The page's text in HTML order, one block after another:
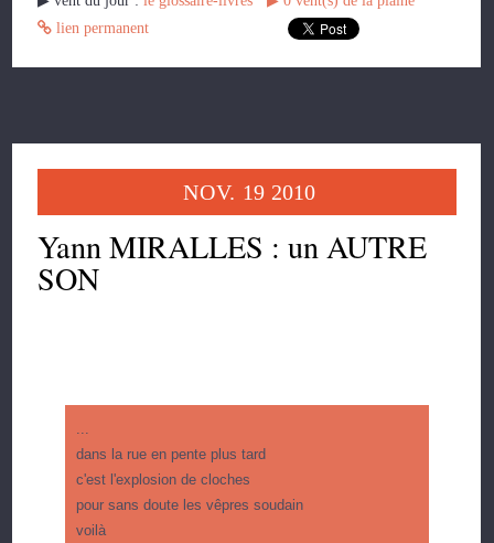
lien permanent
NOV. 19 2010
Yann MIRALLES : un AUTRE
SON
dans la rue en pente plus tard
c'est l'explosion de cloches
pour sans doute les vêpres soudain
voilà